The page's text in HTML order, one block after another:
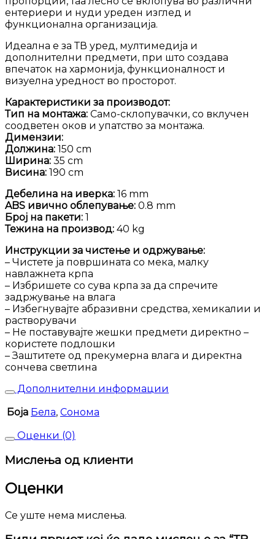
ентериери и нуди уреден изглед и
функционална организација.
Идеална е за ТВ уред, мултимедија и
дополнителни предмети, при што создава
впечаток на хармонија, функционалност и
визуелна уредност во просторот.
Карактеристики за производот:
Тип на монтажа: Само-склопувачки, со вклучен
соодветен оков и упатство за монтажа.
Димензии:
Должина: 150 cm
Ширина: 35 cm
Висина: 190 cm
Дебелина на иверка: 16 mm
ABS ивично облепување: 0.8 mm
Број на пакети: 1
Тежина на производ: 40 kg
Инструкции за чистење и одржување:
– Чистете ја површината со мека, малку
навлажнета крпа
– Избришете со сува крпа за да спречите
задржување на влага
– Избегнувајте абразивни средства, хемикалии и
растворувачи
– Не поставувајте жешки предмети директно –
користете подлошки
– Заштитете од прекумерна влага и директна
сончева светлина
Дополнителни информации
Боја Бела, Сонома
Оценки (0)
Мислења од клиенти
Оценки
Се уште нема мислења.